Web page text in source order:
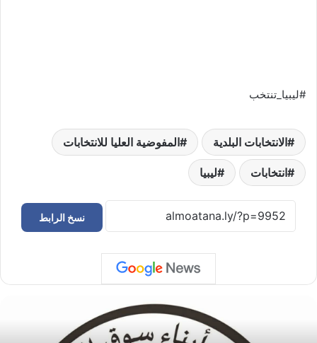
#ليبيا_تنتخب
الانتخابات البلدية المفوضية العليا للانتخابات
انتخابات ليبيا
نسخ الرابط